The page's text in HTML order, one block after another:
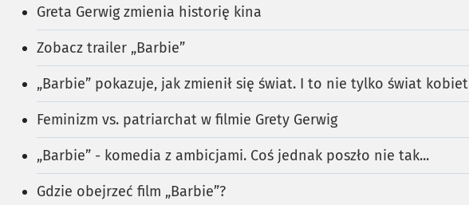
Greta Gerwig zmienia historię kina
Zobacz trailer „Barbie”
„Barbie” pokazuje, jak zmienił się świat. I to nie tylko świat kobiet
Feminizm vs. patriarchat w filmie Grety Gerwig
„Barbie” - komedia z ambicjami. Coś jednak poszło nie tak...
Gdzie obejrzeć film „Barbie”?